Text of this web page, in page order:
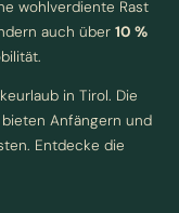
wohlverdiente Rast
auch über 10 %
in Tirol. Die
Anfängern und
Entdecke die